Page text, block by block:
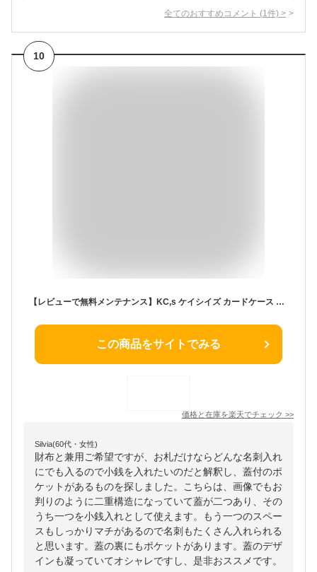
全てのおすすめコメント (1 件) >
10
【レビューで無料メンテナンス】KC,s ケイシイズ カードケース プレート3 ブォーノアニリン 名刺入れ 本革 牛革 全10色 男女兼用 ケーシーズ KCC009 【店頭受取対応商品】
この商品をサイトでみる
価格と在庫を楽天でチェック >>
Silvia(60代・女性)
財布と兼用ご希望ですが、お札だけならどんな名刺入れ
にでも入るので小銭を入れたいのだと解釈し、蓋付のポ
ケットがあるものを探しました。こちらは、画像でもお
判りのように二重構造になっていて蓋が二つあり、その
うち一つを小銭入れとして使えます。もう一つのスペー
スもしっかりマチがあるので名刺もたくさん入れられる
と思います。蓋の裏にもポケットがあります。蓋のデザ
インも凝っていてオシャレですし、是非おススメです。